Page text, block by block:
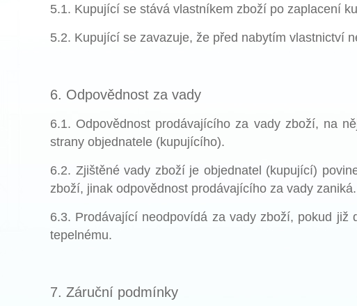
5.1. Kupující se stává vlastníkem zboží po zaplacení
5.2. Kupující se zavazuje, že před nabytím vlastnictví
6. Odpovědnost za vady
6.1. Odpovědnost prodávajícího za vady zboží, na
strany objednatele (kupujícího).
6.2. Zjištěné vady zboží je objednatel (kupující)
zboží, jinak odpovědnost prodávajícího za vady zaniká.
6.3. Prodávající neodpovídá za vady zboží, pokud
tepelnému.
7. Záruční podmínky